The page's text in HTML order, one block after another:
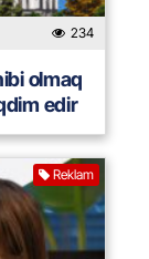
234
olmaq
edir
Reklam